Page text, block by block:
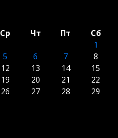
Ср Чт Пт
Сб
1
5 6 7
8
12 13 14
15
19 20 21
22
26 27 28
29